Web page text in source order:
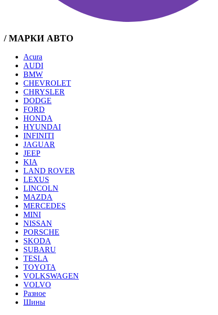
/ МАРКИ АВТО
Acura
AUDI
BMW
CHEVROLET
CHRYSLER
DODGE
FORD
HONDA
HYUNDAI
INFINITI
JAGUAR
JEEP
KIA
LAND ROVER
LEXUS
LINCOLN
MAZDA
MERCEDES
MINI
NISSAN
PORSCHE
SKODA
SUBARU
TESLA
TOYOTA
VOLKSWAGEN
VOLVO
Разное
Шины